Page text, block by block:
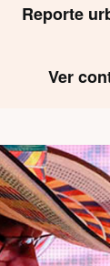
Reporte
Ver